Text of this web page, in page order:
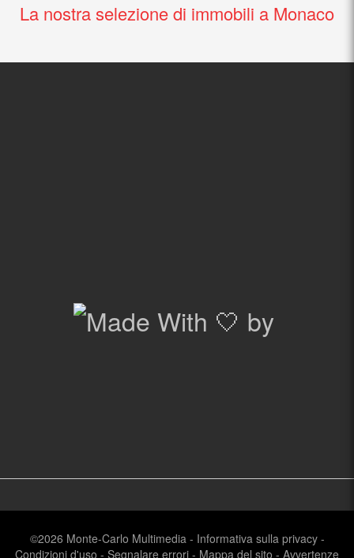
La nostra selezione di immobili a Monaco
©2026 Monte-Carlo Multimedia- Informativa sulla privacy-
Condizioni d'uso - Segnalare errori - Mappa del sito - Avvertenze